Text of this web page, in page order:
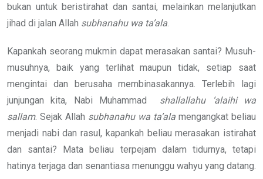
bukan untuk beristirahat dan santai, melainkan melanjutkan
jihad di jalan Allah subhanahu wa ta’ala
Kapankah seorang mukmin dapat merasakan santai? Musuh-
musuhnya, baik yang terlihat maupun tidak, setiap saat
mengintai dan berusaha membinasakannya. Terlebih lagi
junjungan kita, Nabi Muhammad
shallallahu ‘alaihi wa
sallam. Sejak Allah subhanahu wa ta’ala mengangkat beliau
menjadi nabi dan rasul, kapankah beliau merasakan istirahat
dan santai? Mata beliau terpejam dalam tidurnya, tetapi
hatinya terjaga dan senantiasa menunggu wahyu yang datang.